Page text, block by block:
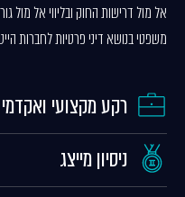
אל מול דרישות החוק ובליווי אל מול
משפטי בנושא דיני פרטיות לחברות
רקע מקצועי ואקדמי
ניסיון מייצג